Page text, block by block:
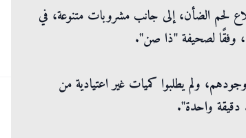
طبقاً مشتركاً من أضلاع لحم الضأن، إلى جانب مشروبات متنوعة، في
وفقًا لصحيفة "ذا صن".
ولم يطلبوا كميات غير اعتيادية من
دقيقة واحدة".